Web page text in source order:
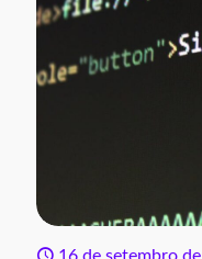
16 de setembro